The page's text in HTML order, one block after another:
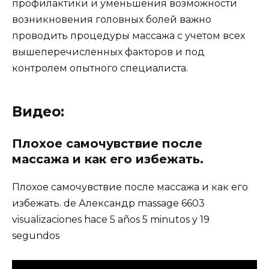
профилактики и уменьшения возможности
возникновения головных болей важно
проводить процедуры массажа с учетом всех
вышеперечисленных факторов и под
контролем опытного специалиста.
Видео:
Плохое самочувствие после
массажа и как его избежать.
Плохое самочувствие после массажа и как его
избежать. de Александр massage 6603
visualizaciones hace 5 años 5 minutos y 19
segundos